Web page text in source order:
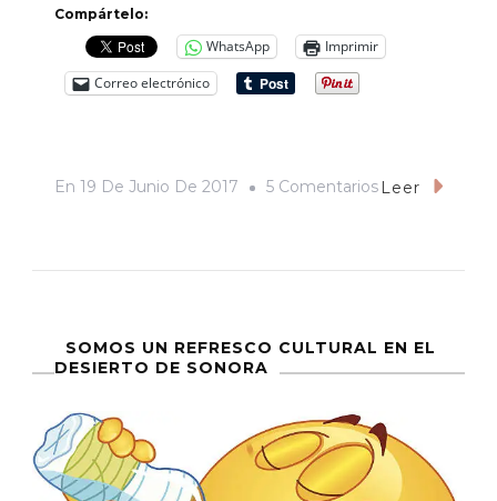
Compártelo:
WhatsApp
Imprimir
Correo electrónico
En 19 De Junio De 2017 5 ComentariosEn
Mis
Respetos!».
Sexuadas
De
Leer
SOMOS UN REFRESCO CULTURAL EN EL
DESIERTO DE SONORA